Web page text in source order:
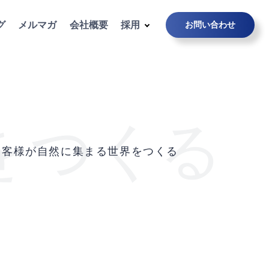
メルマガ 会社概要 採用 お問い合わせ
くる
様が自然に集まる世界をつくる